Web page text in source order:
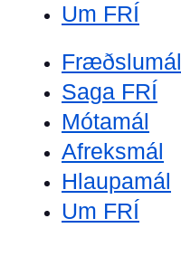
Um FRÍ
Fræðslumál
Saga FRÍ
Mótamál
Afreksmál
Hlaupamál
Um FRÍ